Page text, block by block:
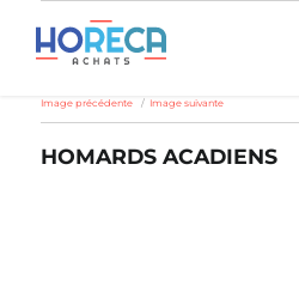
Image précédente Image suivante
HOMARDS ACADIENS